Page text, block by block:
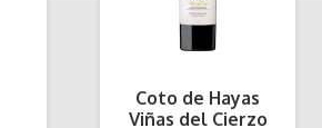
Coto de Hayas
Viñas del Cierzo